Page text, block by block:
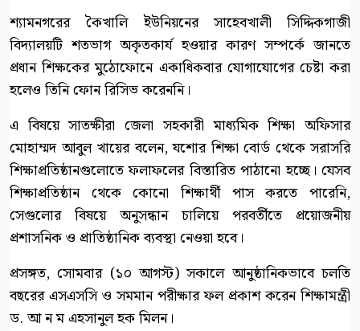
শ্যামনগরের কৈখালি ইউনিয়নের সাহেবখালী সিদ্দিকগাজী
বিদ্যালয়টি শতভাগ অকৃতকার্য হওয়ার কারণ সম্পর্কে জানতে
প্রধান শিক্ষকের মুঠোফোনে একাধিকবার যোগাযোগের চেষ্টা করা
হলেও তিনি ফোন রিসিভ করেননি।
এ বিষয়ে সাতক্ষীরা জেলা সহকারী মাধ্যমিক শিক্ষা অফিসার
মোহাম্মদ আবুল খায়ের বলেন, যশোর শিক্ষা বোর্ড থেকে সরাসরি
শিক্ষাপ্রতিষ্ঠানগুলোতে ফলাফলের বিস্তারিত পাঠানো হচ্ছে। যেসব
শিক্ষাপ্রতিষ্ঠান থেকে কোনো শিক্ষার্থী পাস করতে পারেনি,
সেগুলোর বিষয়ে অনুসন্ধান চালিয়ে পরবর্তীতে প্রয়োজনীয়
প্রশাসনিক ও প্রাতিষ্ঠানিক ব্যবস্থা নেওয়া হবে।
প্রসঙ্গত, সোমবার (১০ আগস্ট) সকালে আনুষ্ঠানিকভাবে চলতি
বছরের এসএসসি ও সমমান পরীক্ষার ফল প্রকাশ করেন শিক্ষামন্ত্রী
ড. আ ন ম এহসানুল হক মিলন।